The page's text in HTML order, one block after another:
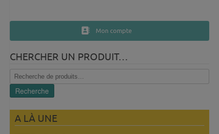
Mon compte
CHERCHER UN PRODUIT…
Recherche
pour :
Recherche
A LÀ UNE